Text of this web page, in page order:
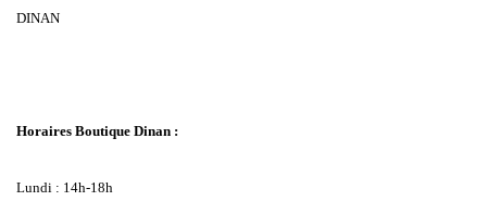
DINAN
Horaires Boutique Dinan :
Lundi : 14h-18h